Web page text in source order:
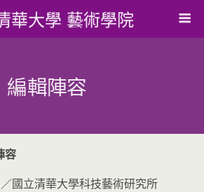
華大學 藝術學院
編輯陣容
容
國立清華大學科技藝術研究所